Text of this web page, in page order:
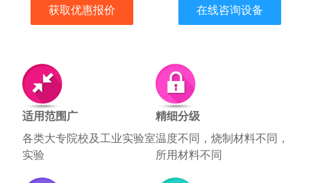
获取优惠报价 在线咨询设备
适用范围广
各类大专院校及工业实验室
实验
精细分级
温度不同，烧制材料不同，
所用材料不同